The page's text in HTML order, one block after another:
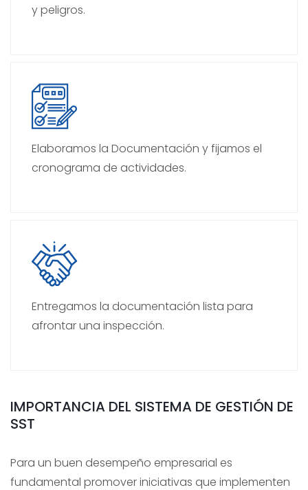
y peligros.
Elaboramos la Documentación y fijamos el
cronograma de actividades.
Entregamos la documentación lista para
afrontar una inspección.
IMPORTANCIA DEL SISTEMA DE GESTIÓN DE
SST
Para un buen desempeño empresarial es
fundamental promover iniciativas que implementen